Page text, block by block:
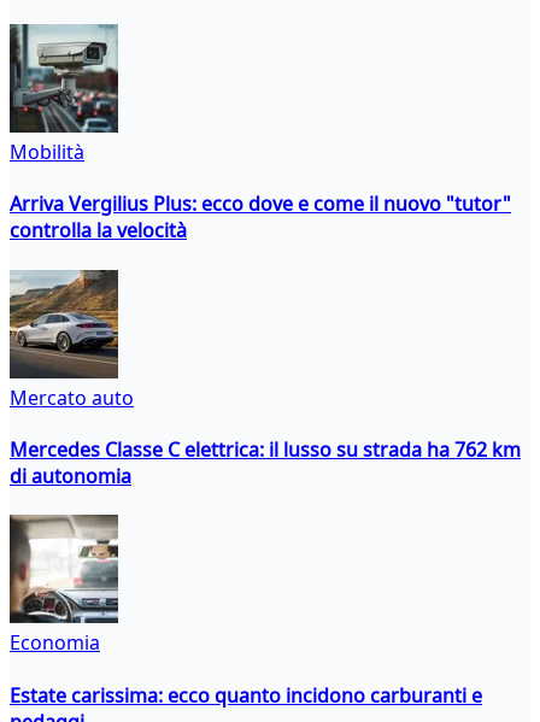
Mobilità
Arriva Vergilius Plus: ecco dove e come il nuovo "tutor"
controlla la velocità
Mercato auto
Mercedes Classe C elettrica: il lusso su strada ha 762 km
di autonomia
Economia
Estate carissima: ecco quanto incidono carburanti e